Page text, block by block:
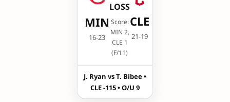
MIN
16-23
LOSS
Score:
MIN 2,
CLE 1
(F/11)
CLE
21-19
J. Ryan vs T. Bibee •
CLE -115 • O/U 9